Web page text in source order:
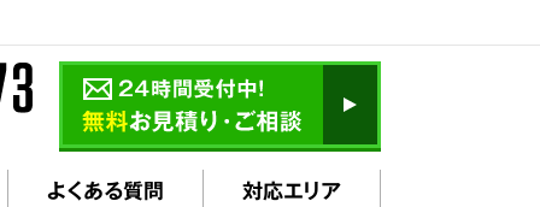
よくある質問 対応エリア